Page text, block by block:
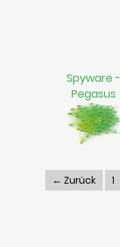
Spyware -
Pegasus
← Zurück 1